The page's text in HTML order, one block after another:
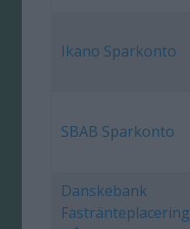
Ikano Sparkonto
SBAB Sparkonto
Danskebank
Fastränteplacering